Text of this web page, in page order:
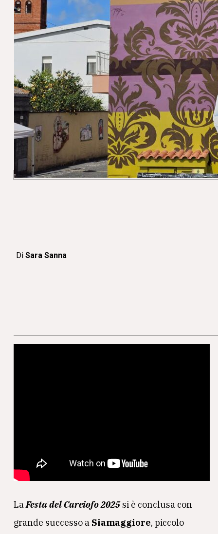
Di Sara Sanna
LaFesta del Carciofo 2025si è conclusa con
grande successo a Siamaggiore, piccolo